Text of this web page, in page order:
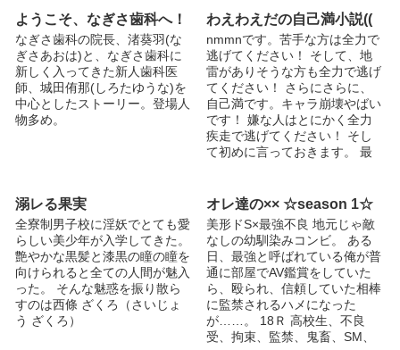
が、読むのに支障は無いので安
心してください 各ページコメ
ント見れません（泣） お手数
ですが、ご感想、誤字などござ
いましたら…表紙の方にコメン
トよろしくお願いします
っ気ない｡が､実は構ってちゃんで寂しがり屋(自分でも気づいてない
模様)｡ ─────────────────────── ❀お気に入り､しおり､
イイネありがとうございます! 励みになってます♡(´˘`๑) ❀誤字・脱
字ありましたら教えていただけるとあり がたいです!
ようこそ、なぎさ歯科へ！
なぎさ歯科の院長、渚葵羽(な
ぎさあおは)と、なぎさ歯科に
新しく入ってきた新人歯科医
師、城田侑那(しろたゆうな)を
中心としたストーリー。登場人
物多め。
わえわえだの自己満小説((
nmmnです。苦手な方は全力で
逃げてください！ そして、地
雷がありそうな方も全力で逃げ
てください！ さらにさらに、
自己満です。キャラ崩壊やばい
です！ 嫌な人はとにかく全力
疾走で逃げてください！ そし
て初めに言っておきます。 最
にあります(.-. )ﾎﾍ passは、 ぴ
ぽと不人気の誕生日をつづけた
ものです
溺レる果実
全寮制男子校に淫妖でとても愛
らしい美少年が入学してきた。
艶やかな黒髪と漆黒の瞳の瞳を
向けられると全ての人間が魅入
った。 そんな魅惑を振り散ら
すのは西條 ざくろ（さいじょ
う ざくろ）
オレ達の×× ☆season 1☆
美形ドS×最強不良 地元じゃ敵
なしの幼馴染みコンビ。 ある
日、最強と呼ばれている俺が普
通に部屋でAV鑑賞をしていた
ら、殴られ、信頼していた相棒
に監禁されるハメになった
が……。 18Ｒ 高校生、不良
受、拘束、監禁、鬼畜、SM、